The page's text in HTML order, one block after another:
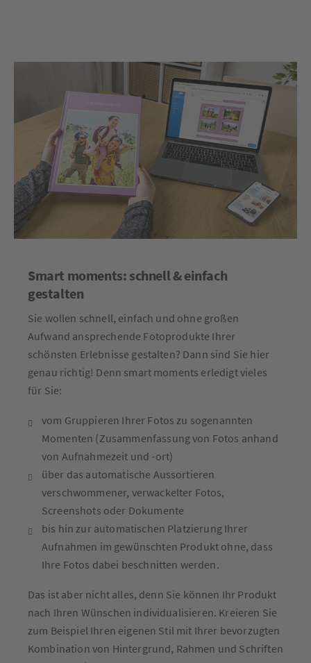
Smart moments: schnell & einfach
gestalten
Sie wollen schnell, einfach und ohne großen
Aufwand ansprechende Fotoprodukte Ihrer
schönsten Erlebnisse gestalten? Dann sind Sie hier
genau richtig! Denn smart moments erledigt vieles
für Sie:
vom Gruppieren Ihrer Fotos zu sogenannten
Momenten (Zusammenfassung von Fotos anhand
von Aufnahmezeit und -ort)
über das automatische Aussortieren
verschwommener, verwackelter Fotos,
Screenshots oder Dokumente
bis hin zur automatischen Platzierung Ihrer
Aufnahmen im gewünschten Produkt ohne, dass
Ihre Fotos dabei beschnitten werden.
Das ist aber nicht alles, denn Sie können Ihr Produkt
nach Ihren Wünschen individualisieren. Kreieren Sie
zum Beispiel Ihren eigenen Stil mit Ihrer bevorzugten
Kombination von Hintergrund, Rahmen und Schriften